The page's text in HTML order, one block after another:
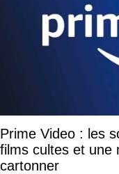
Prime Video : les
films cultes et une
cartonner